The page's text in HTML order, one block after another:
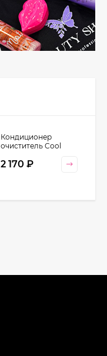
Кондиционер
очиститель Cool
Cosmetics, 130 гр
2 170 ₽